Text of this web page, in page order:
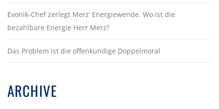
Evonik-Chef zerlegt Merz‘ Energiewende. Wo ist die
bezahlbare Energie Herr Merz?
Das Problem ist die offenkundige Doppelmoral
ARCHIVE